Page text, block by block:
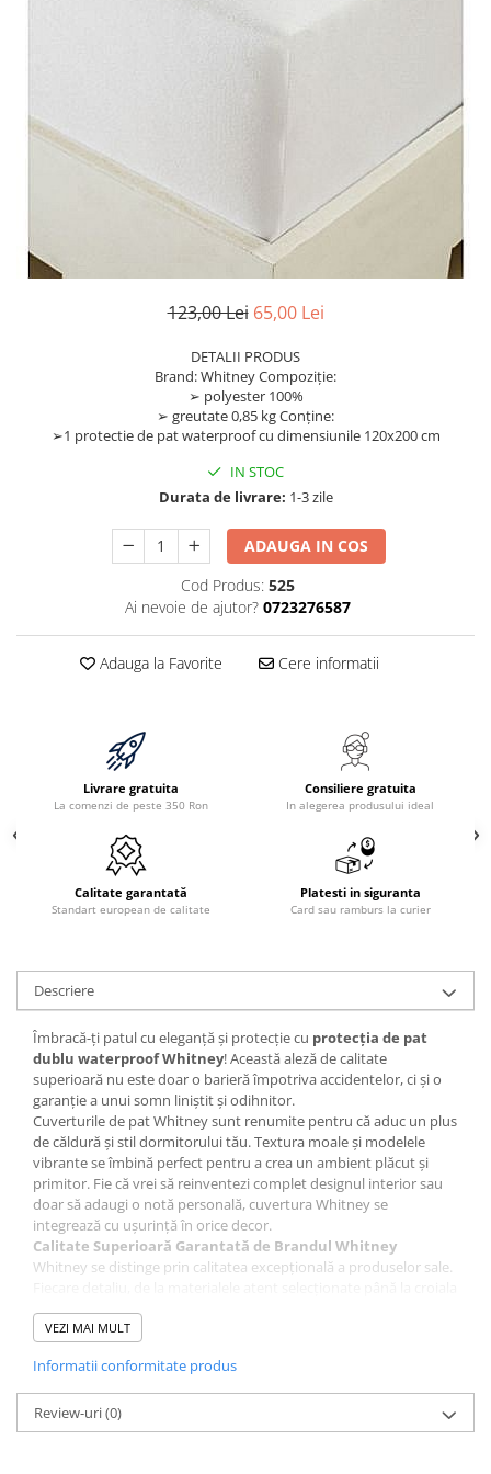
123,00 Lei 65,00 Lei
DETALII PRODUS
Brand: Whitney Compoziție:
➢ polyester 100%
➢ greutate 0,85 kg Conține:
➢1 protectie de pat waterproof cu dimensiunile 120x200 cm
IN STOC
Durata de livrare: 1-3 zile
ADAUGA IN COS
Cod Produs: 525
Ai nevoie de ajutor? 0723276587
Adauga la Favorite Cere informatii
Livrare gratuita
La comenzi de peste 350 Ron
Consiliere gratuita
In alegerea produsului ideal
Calitate garantată
Standart european de calitate
Platesti in siguranta
Card sau ramburs la curier
Descriere
Îmbracă-ți patul cu eleganță și protecție cu protecția de pat
dublu waterproof Whitney! Această aleză de calitate
superioară nu este doar o barieră împotriva accidentelor, ci și o
garanție a unui somn liniștit și odihnitor.
Cuverturile de pat Whitney sunt renumite pentru că aduc un plus
de căldură și stil dormitorului tău. Textura moale și modelele
vibrante se îmbină perfect pentru a crea un ambient plăcut și
primitor. Fie că vrei să reinventezi complet designul interior sau
doar să adaugi o notă personală, cuvertura Whitney se
integrează cu ușurință în orice decor.
Calitate Superioară Garantată de Brandul Whitney
Whitney se distinge prin calitatea excepțională a produselor sale.
desăvârșită și designul atrăgător, este conceput pentru a te
încânta și a-ți oferi un confort maxim. Alege Whitney pentru un
Instrucțiuni de întreținere:
Pentru a te bucura cât mai mult timp de protecția de pat
Whitney, te sfătuim să respecți următoarele instrucțiuni de
întreținere:
VEZI MAI MULT
Informatii conformitate produs
Review-uri(0)